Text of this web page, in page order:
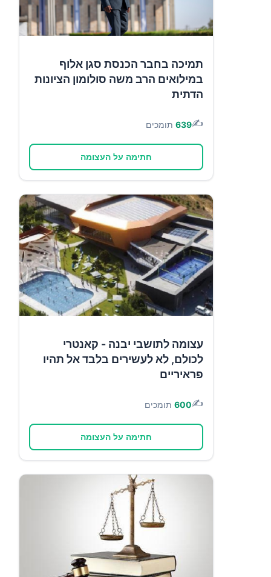
תמיכה בחבר הכנסת סגן אלוף
במילואים הרב משה סולומון הציונות
הדתית
✍️
639 תומכים
חתימה על העצומה
עצומה לתושבי יבנה - קאנטרי
לכולם, לא לעשירים בלבד אל תהיו
פראיריים
✍️
600 תומכים
חתימה על העצומה